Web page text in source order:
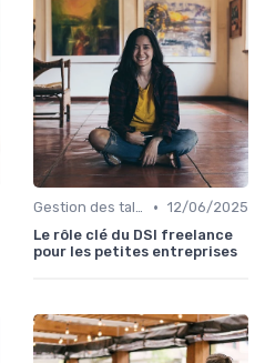
Gestion des talents IT • 12/06/2025
Le rôle clé du DSI freelance
pour les petites entreprises